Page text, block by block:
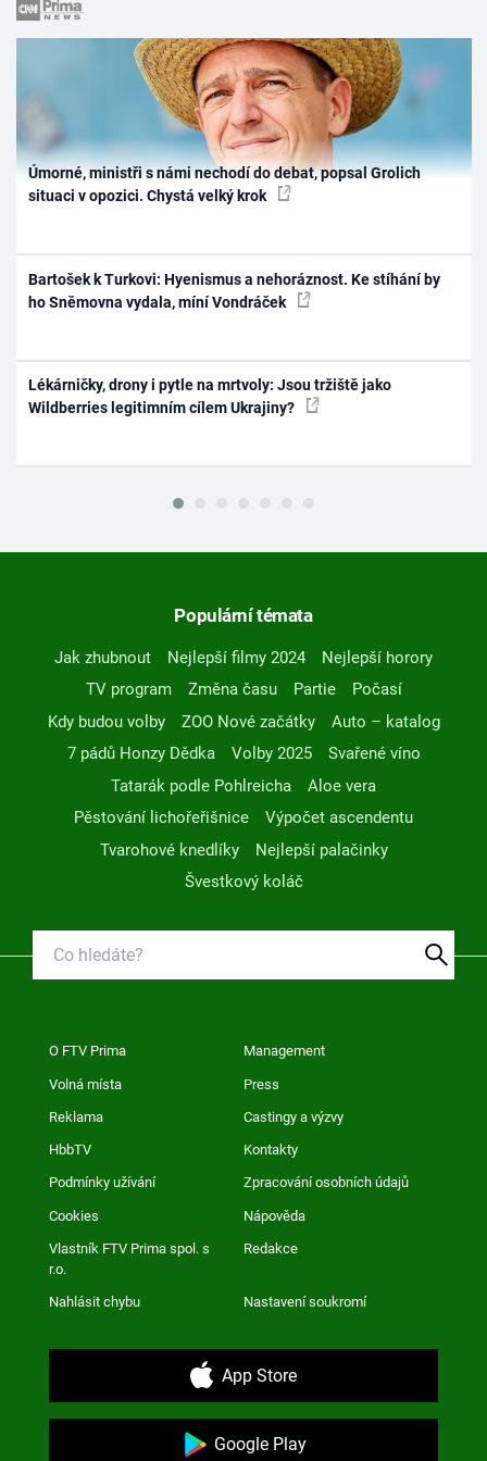
Úmorné, ministři s námi nechodí do debat, popsal Grolich
situaci v opozici. Chystá velký krok
Bartošek k Turkovi: Hyenismus a nehoráznost. Ke stíhání by
ho Sněmovna vydala, míní Vondráček
Lékárničky, drony i pytle na mrtvoly: Jsou tržiště jako
Wildberries legitimním cílem Ukrajiny?
Populární témata
Jak zhubnout Nejlepší filmy 2024
Nejlepší horory
TV program
Změna času Partie
Počasí
Kdy budou volby
ZOO Nové začátky
Auto – katalog
7 pádů Honzy Dědka
Volby 2025
Svařené víno
Tatarák podle Pohlreicha
Aloe vera
Pěstování lichořeřišnice
Výpočet ascendentu
Tvarohové knedlíky
Nejlepší palačinky
Švestkový koláč
O FTV Prima Management
Volná místa Press
Reklama Castingy a výzvy
HbbTV Kontakty
Podmínky užívání Zpracování osobních údajů
Cookies Nápověda
Vlastník FTV Prima spol. s
r.o.
Redakce
Nahlásit chybu Nastavení soukromí
App Store
Google Play